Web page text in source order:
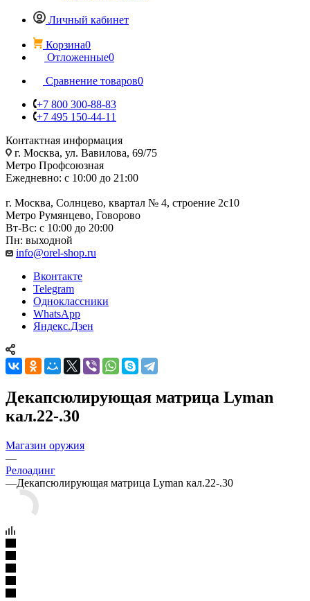
Личный кабинет
Корзина0
Отложенные0
Сравнение товаров0
+7 800 300-88-83
+7 495 150-44-11
Контактная информация
г. Москва, ул. Вавилова, 69/75
Метро Профсоюзная
Ежедневно: с 10:00 до 21:00
г. Москва, Солнцево, квартал № 4, строение 2с10
Метро Румянцево, Говорово
Вт-Вс: с 10:00 до 20:00
Пн: выходной
info@orel-shop.ru
Вконтакте
Telegram
Одноклассники
WhatsApp
Яндекс.Дзен
Декапсюлирующая матрица Lyman
кал.22-.30
Магазин оружия
—
Релоадинг
—Декапсюлирующая матрица Lyman кал.22-.30